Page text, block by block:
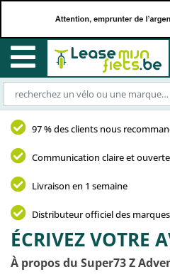
97 % des clients nous
Communication claire et ouverte
Livraison en 1 semaine
Distributeur officiel des
ÉCRIVEZ VOTRE
À propos du Super73 Z